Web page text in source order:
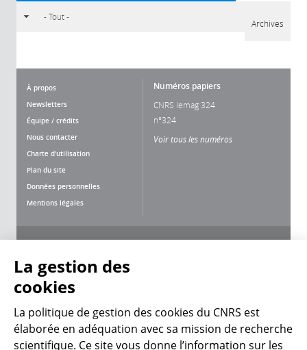
Archives
À propos
Newsletters
Équipe / crédits
Nous contacter
Charte d'utilisation
Plan du site
Données personnelles
Mentions légales
Numéros papiers
CNRS lemag 324
n°324
Voir tous les numéros
CNRS Le Mag
La gestion des
cookies
La politique de gestion des cookies du CNRS est
élaborée en adéquation avec sa mission de recherche
scientifique. Ce site vous donne l’information sur les